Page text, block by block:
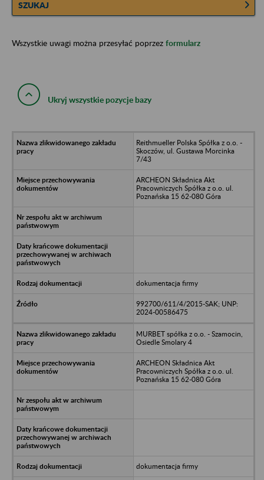
SZUKAJ
Wszystkie uwagi można przesyłać poprzez formularz
Ukryj wszystkie pozycje bazy
Reithmueller Polska Spółka z o.o. -
Skoczów, ul. Gustawa Morcinka
7/43
ARCHEON Składnica Akt
Pracowniczych Spółka z o.o. ul.
Poznańska 15 62-080 Góra
dokumentacja firmy
992700/611/4/2015-SAK; UNP:
2024-00586475
MURBET spółka z o.o. - Szamocin,
Osiedle Smolary 4
ARCHEON Składnica Akt
Pracowniczych Spółka z o.o. ul.
Poznańska 15 62-080 Góra
dokumentacja firmy